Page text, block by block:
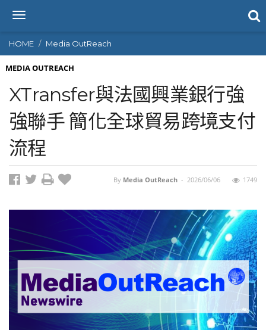
T
g
g
l
n
a
v
i
g
a
t
HOME Media OutReach
MEDIA OUTREACH
XTransfer與法國興業銀行強
強聯手 簡化全球貿易跨境支付
流程
By Media OutReach - 2026/06/06 1749